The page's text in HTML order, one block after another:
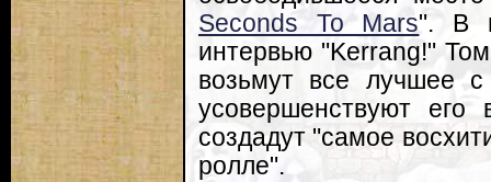
Seconds To Mars". В
интервью "Kerrang!"
возьмут все лучшее
усовершенствуют
создадут "самое
ролле".